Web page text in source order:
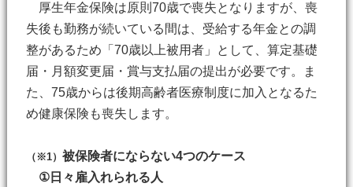
厚生年金保険は原則70歳で喪失となりますが、喪
失後も勤務が続いている間は、受給する年金との調
整があるため「70歳以上被用者」として、算定基礎
届・月額変更届・賞与支払届の提出が必要です。ま
た、75歳からは後期高齢者医療制度に加入となるた
め健康保険も喪失します。
（※1） 被保険者にならない4つのケース
①日々雇入れられる人